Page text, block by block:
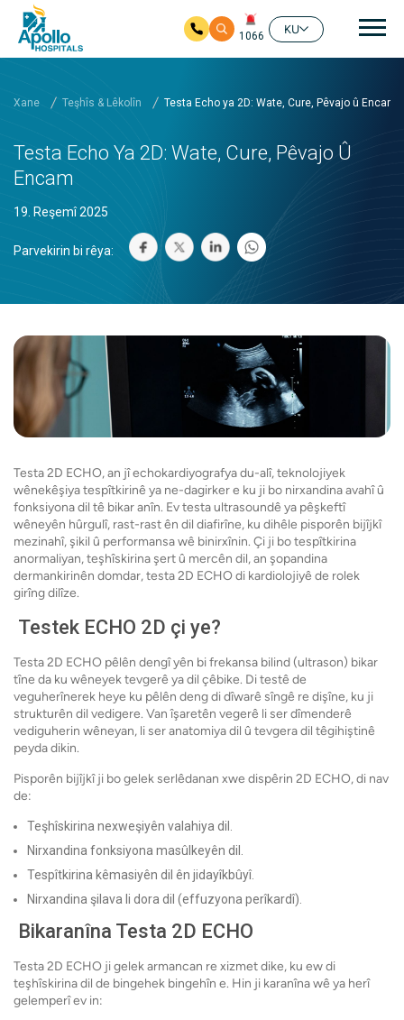
1066
KU
Xane Teşhîs & Lêkolîn Testa Echo ya 2D: Wate, Cure, Pêvajo û Encam
Testa Echo Ya 2D: Wate, Cure, Pêvajo Û
Encam
19. Reşemî 2025
Parvekirin bi rêya:
Testa 2D ECHO, an jî echokardiyografya du-alî, teknolojiyek
wênekêşiya tespîtkirinê ya ne-dagirker e ku ji bo nirxandina avahî û
fonksiyona dil tê bikar anîn. Ev testa ultrasoundê ya pêşkeftî
wêneyên hûrgulî, rast-rast ên dil diafirîne, ku dihêle pisporên bijîjkî
mezinahî, şikil û performansa wê binirxînin. Çi ji bo tespîtkirina
anormaliyan, teşhîskirina şert û mercên dil, an şopandina
dermankirinên domdar, testa 2D ECHO di kardiolojiyê de rolek
girîng dilîze.
Testek ECHO 2D ​​çi ye?
Testa 2D ECHO pêlên dengî yên bi frekansa bilind (ultrason) bikar
tîne da ku wêneyek tevgerê ya dil çêbike. Di testê de
veguherînerek heye ku pêlên deng di dîwarê sîngê re dişîne, ku ji
strukturên dil vedigere. Van îşaretên vegerê li ser dîmenderê
vediguherin wêneyan, li ser anatomiya dil û tevgera dil têgihiştinê
peyda dikin.
Pisporên bijîjkî ji bo gelek serlêdanan xwe dispêrin 2D ECHO, di nav
de:
Teşhîskirina nexweşiyên valahiya dil.
Nirxandina fonksiyona masûlkeyên dil.
Tespîtkirina kêmasiyên dil ên jidayîkbûyî.
Nirxandina şilava li dora dil (effuzyona perîkardî).
Bikaranîna Testa 2D ECHO
Testa 2D ECHO ji gelek armancan re xizmet dike, ku ew di
teşhîskirina dil de bingehek bingehîn e. Hin ji karanîna wê ya herî
gelemperî ev in: